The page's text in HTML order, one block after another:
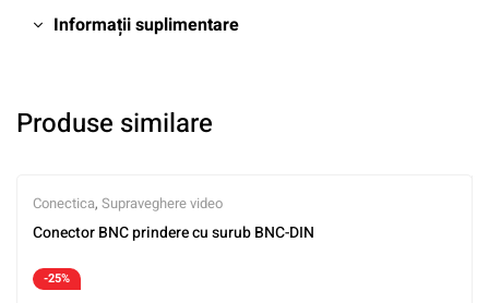
Informații suplimentare
Produse similare
Conectica, Supraveghere video
Conector BNC prindere cu surub BNC-DIN
-25%